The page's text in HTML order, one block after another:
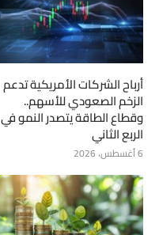
أرباح الشركات الأمريكية تدعم
الزخم الصعودي للأسهم..
وقطاع الطاقة يتصدر النمو في
الربع الثاني
6 أغسطس، 2026